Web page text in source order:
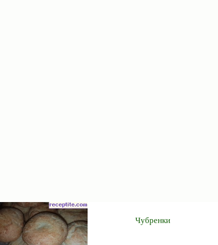
Чубренки